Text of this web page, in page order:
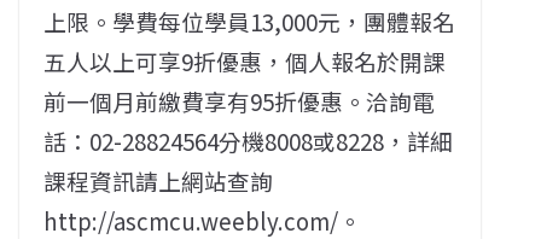
上限。學費每位學員13,000元，團體報名
五人以上可享9折優惠，個人報名於開課
前一個月前繳費享有95折優惠。洽詢電
話：02-28824564分機8008或8228，詳細
課程資訊請上網站查詢
http://ascmcu.weebly.com/。